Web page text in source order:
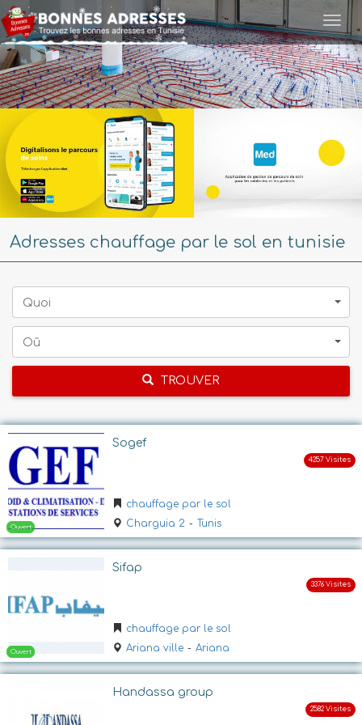
Adresses chauffage par le sol en tunisie
Quoi
Oû
TROUVER
Sogef
chauffage par le sol
Charguia 2 - Tunis
Sifap
chauffage par le sol
Ariana ville - Ariana
Handassa group